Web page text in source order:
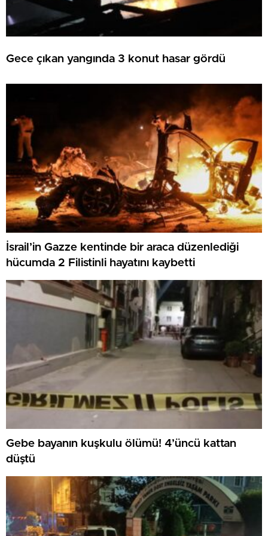
Gece çıkan yangında 3 konut hasar gördü
İsrail’in Gazze kentinde bir araca düzenlediği
hücumda 2 Filistinli hayatını kaybetti
Gebe bayanın kuşkulu ölümü! 4’üncü kattan
düştü